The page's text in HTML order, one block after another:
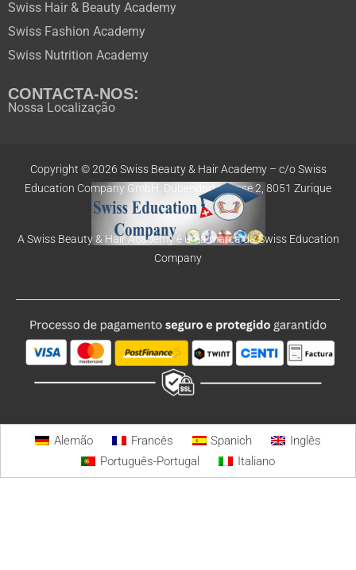
Swiss Hair & Beauty Academy
Swiss Fashion Academy
Swiss Nutrition Academy
CONTACTA-NOS:
Nossa Localização
Copyright © 2026 Swiss Beauty & Hair Academy – c/o Swiss
Education Company GmbH, Dübendorfstrasse 2, 8051 Zurique
A Swiss Beauty & Hair Academy é uma marca da Swiss Education
Company
Alemão Francês Spanich
Inglês
Português-Portugal
Italiano